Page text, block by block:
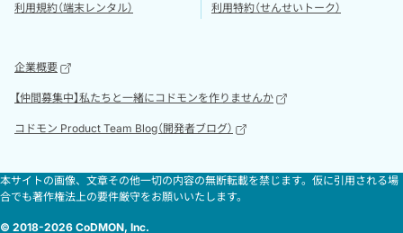
利用規約（端末レンタル） 利用特約（せんせいトーク）
企業概要
【仲間募集中】私たちと一緒にコドモンを作りませんか
コドモン Product Team Blog（開発者ブログ）
本サイトの画像、文章その他一切の内容の無断転載を禁じます。仮に引用される場
合でも著作権法上の要件厳守をお願いいたします。
© 2018-2026 CoDMON, Inc.